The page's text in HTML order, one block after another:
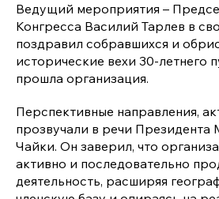
Ведущий мероприятия –
Конгресса Василий Тарлев в
поздравил собравшихся и
исторические вехи 30-летнего
прошла организация.
Перспективные направления,
прозвучали в речи
Чайки. Он заверил, что
активно и последовательно
деятельность, расширяя